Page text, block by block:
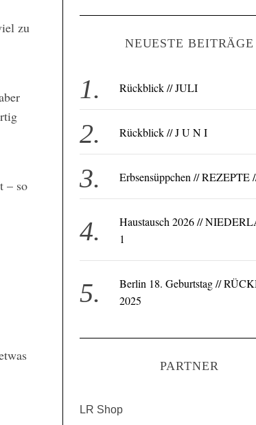
zu
– so
NEUESTE BEITRÄGE
Rückblick // JULI
Rückblick // J U N I
Erbsensüppchen // REZEPTE
Haustausch 2026 //
1
Berlin 18. Geburtstag //
2025
PARTNER
LR Shop